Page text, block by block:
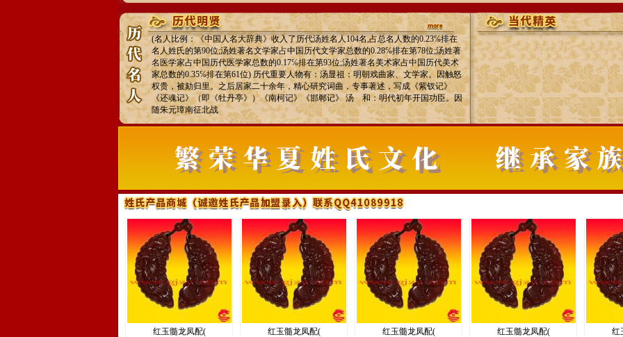
(名人比例：《中国人名大辞典》收入了历代汤姓名人104名,占总名人数的0.23℅排在
名人姓氏的第90位;汤姓著名文学家占中国历代文学家总数的0.28℅排在第78位;汤姓著
名医学家占中国历代医学家总数的0.17℅排在第93位;汤姓著名美术家占中国历代美术
家总数的0.35℅排在第61位) 历代重要人物有：汤显祖：明朝戏曲家、文学家。因触怒
权贵，被劾归里。之后居家二十余年，精心研究词曲，专事著述，写成《紫钗记》
《还魂记》（即《牡丹亭》）《南柯记》《邯郸记》 汤 和：明代初年开国功臣。因
随朱元璋南征北战
红玉髓龙凤配(
红玉髓龙凤配(
红玉髓龙凤配(
红玉髓龙凤配(
红